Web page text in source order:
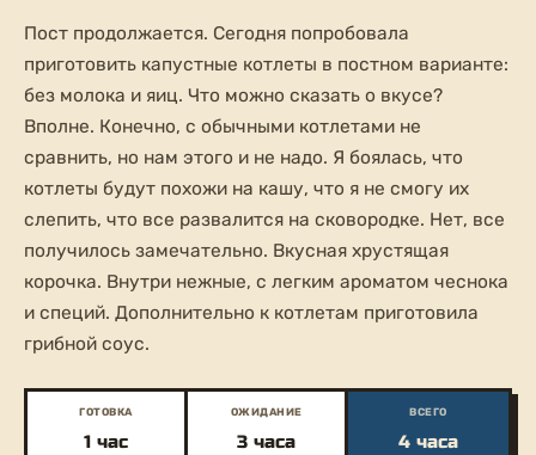
Пост продолжается. Сегодня попробовала
приготовить капустные котлеты в постном варианте:
без молока и яиц. Что можно сказать о вкусе?
Вполне. Конечно, с обычными котлетами не
сравнить, но нам этого и не надо. Я боялась, что
котлеты будут похожи на кашу, что я не смогу их
слепить, что все развалится на сковородке. Нет, все
получилось замечательно. Вкусная хрустящая
корочка. Внутри нежные, с легким ароматом чеснока
и специй. Дополнительно к котлетам приготовила
грибной соус.
ГОТОВКА
1 час
ОЖИДАНИЕ
3 часа
ВСЕГО
4 часа